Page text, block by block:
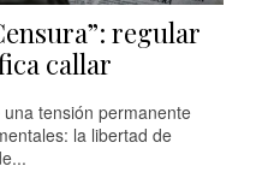
regular
callar
tensión permanente
la libertad de